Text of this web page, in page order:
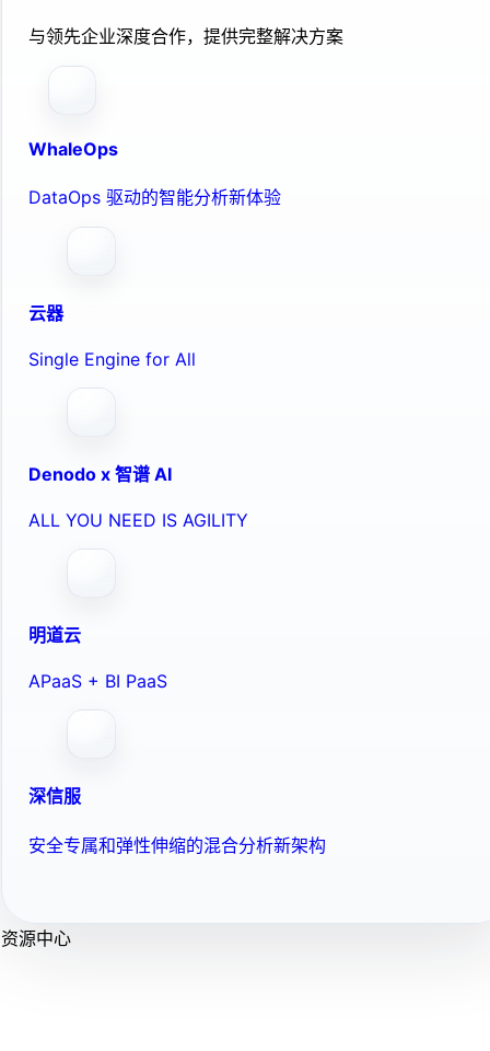
与领先企业深度合作，提供完整解决方案
WhaleOps
DataOps 驱动的智能分析新体验
云器
Single Engine for All
Denodo x 智谱 AI
ALL YOU NEED IS AGILITY
明道云
APaaS + BI PaaS
深信服
安全专属和弹性伸缩的混合分析新架构
资源中心